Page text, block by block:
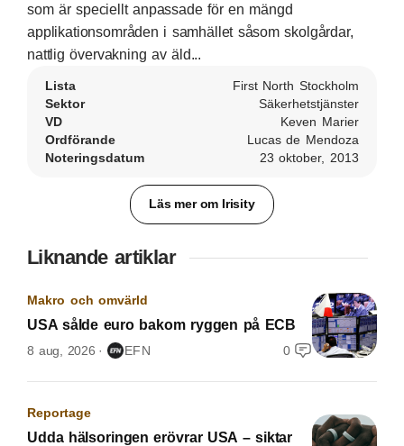
som är speciellt anpassade för en mängd
applikationsområden i samhället såsom skolgårdar,
nattlig övervakning av äld...
Lista
First North Stockholm
Sektor
Säkerhetstjänster
VD
Keven Marier
Ordförande
Lucas de Mendoza
Noteringsdatum
23 oktober, 2013
Läs mer om Irisity
Liknande artiklar
Makro och omvärld
USA sålde euro bakom ryggen på ECB
8 aug, 2026 EFN 0
Reportage
Udda hälsoringen erövrar USA – siktar